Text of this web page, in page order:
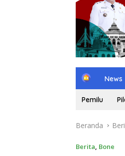
H
m
e
News
Pemilu
Beranda
Berita, Bone